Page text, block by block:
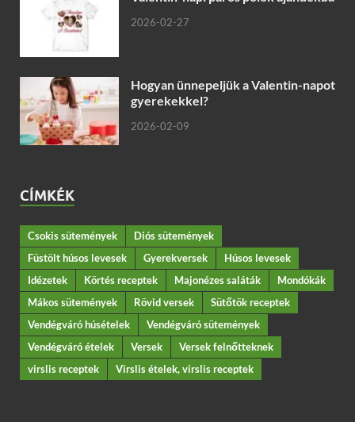
2026-02-27
Hogyan ünnepeljük a Valentin-napot
gyerekekkel?
2026-02-09
CÍMKÉK
Csokis sütemények
Diós sütemények
Füstölt húsos levesek
Gyerekversek
Húsos levesek
Idézetek
Körtés receptek Majonézes saláták
Mondókák
Mákos sütemények
Rövid versek
Sütőtök receptek
Vendégváró húsételek
Vendégváró sütemények
Vendégváró ételek
Versek
Versek felnőtteknek
virslis receptek
Virslis ételek, virslis receptek